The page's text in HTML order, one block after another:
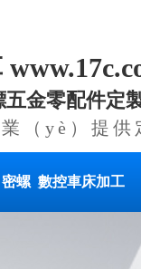
五金零配件定
（yè）提供
螺 數控車床加工